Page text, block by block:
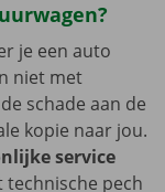
je een auto
niet met
schade aan de
kopie naar jou.
service
technische pech